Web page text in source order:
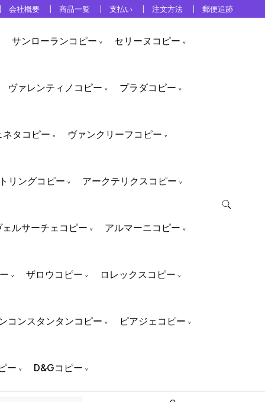
会社概要 商品一覧 支払い 注文方法 郵便追跡
サンローランコピー セリーヌコピー
ヴァレンティノコピー プラダコピー
タコピー ヴァンクリーフコピー
リングコピー アークテリクスコピー
ェルサーチェコピー アルマーニコピー
ザロウコピー ロレックスコピー
コンスタンタンコピー ピアジェコピー
ー D&Gコピー